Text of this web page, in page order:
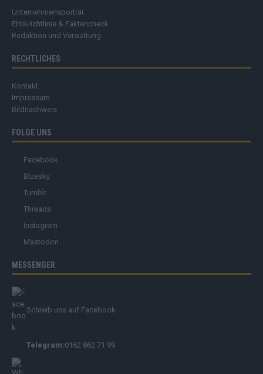
Unternehmensporträt
Ehtikrichtlinie & Faktencheck
Redaktion und Verwaltung
RECHTLICHES
Kontakt
Impressum
Bildnachweis
FOLGE UNS
Facebook
Bluesky
Tumblr
Threads
Instagram
Mastodon
MESSENGER
Schreib uns auf Facebook
Telegram:0162 862 71 99